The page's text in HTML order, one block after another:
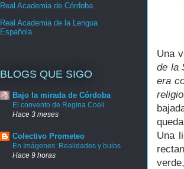
Una
de la
era
Una
Real Academia de Córdoba
Real Academia de la Lengua
Española
BLOGS QUE SIGO
Bajo la mirada de Córdoba
El convento de Regina Coeli
Hace 3 meses
Colectivo Prometeo
En Imágenes: Realidades y bulos
Hace 9 horas